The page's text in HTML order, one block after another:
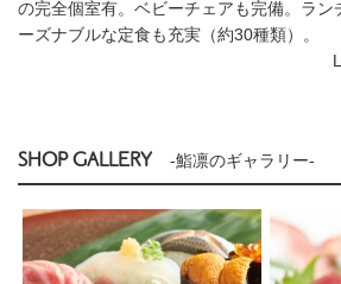
の完全個室有。ベビーチェアも完備。ラン
ーズナブルな定食も充実（約30種類）。
SHOP GALLERY -鮨凛のギャラリー-